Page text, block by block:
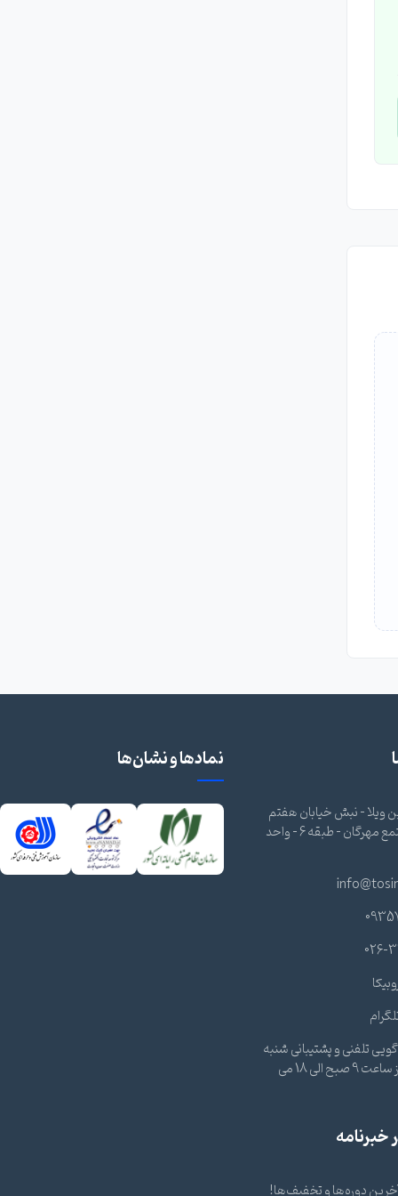
ویلا - نبش خیابان هفتم
شرقی - مجتمع مهرگان - طبقه 6 - واحد
026-
تلفنی و پشتیبانی شنبه
تا چهارشنبه از ساعت 9 صبح الی 18 می
آخرین دوره‌ها و تخفیف‌ها!
نمادها و نشان‌ها